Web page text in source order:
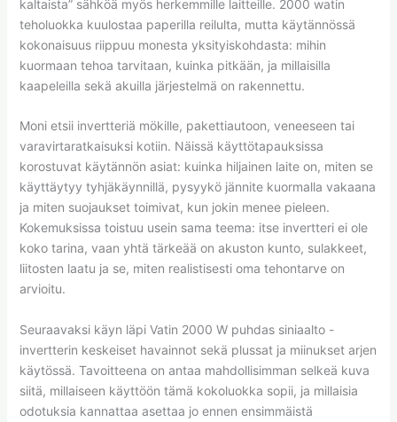
kaltaista” sähköä myös herkemmille laitteille. 2000 watin
teholuokka kuulostaa paperilla reilulta, mutta käytännössä
kokonaisuus riippuu monesta yksityiskohdasta: mihin
kuormaan tehoa tarvitaan, kuinka pitkään, ja millaisilla
kaapeleilla sekä akuilla järjestelmä on rakennettu.
Moni etsii invertteriä mökille, pakettiautoon, veneeseen tai
varavirtaratkaisuksi kotiin. Näissä käyttötapauksissa
korostuvat käytännön asiat: kuinka hiljainen laite on, miten se
käyttäytyy tyhjäkäynnillä, pysyykö jännite kuormalla vakaana
ja miten suojaukset toimivat, kun jokin menee pieleen.
Kokemuksissa toistuu usein sama teema: itse invertteri ei ole
koko tarina, vaan yhtä tärkeää on akuston kunto, sulakkeet,
liitosten laatu ja se, miten realistisesti oma tehontarve on
arvioitu.
Seuraavaksi käyn läpi Vatin 2000 W puhdas siniaalto -
invertterin keskeiset havainnot sekä plussat ja miinukset arjen
käytössä. Tavoitteena on antaa mahdollisimman selkeä kuva
siitä, millaiseen käyttöön tämä kokoluokka sopii, ja millaisia
odotuksia kannattaa asettaa jo ennen ensimmäistä